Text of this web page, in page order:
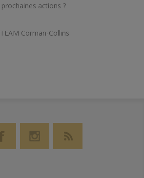
prochaines actions ?
TEAM Corman-Collins